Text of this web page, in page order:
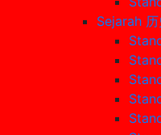
Sejarah 历